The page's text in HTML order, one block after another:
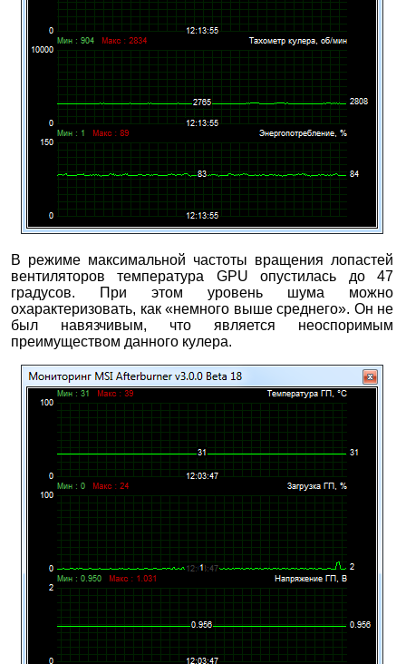
В режиме максимальной частоты вращения лопастей
вентиляторов температура GPU опустилась до 47
градусов. При этом уровень шума можно
охарактеризовать, как «немного выше среднего». Он не
был навязчивым, что является неоспоримым
преимуществом данного кулера.